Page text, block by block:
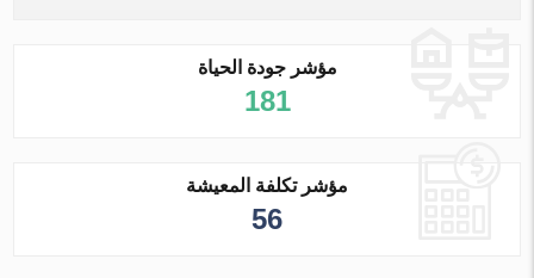
مؤشر جودة الحياة
181
مؤشر تكلفة المعيشة
56